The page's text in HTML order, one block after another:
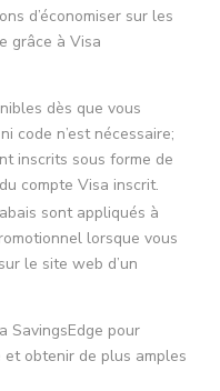
d’économiser sur les
grâce à Visa
dès que vous
code n’est nécessaire;
inscrits sous forme de
compte Visa inscrit.
sont appliqués à
lorsque vous
le site web d’un
SavingsEdge pour
obtenir de plus amples